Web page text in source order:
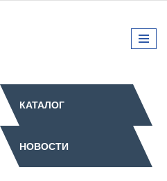
КАТАЛОГ
НОВОСТИ